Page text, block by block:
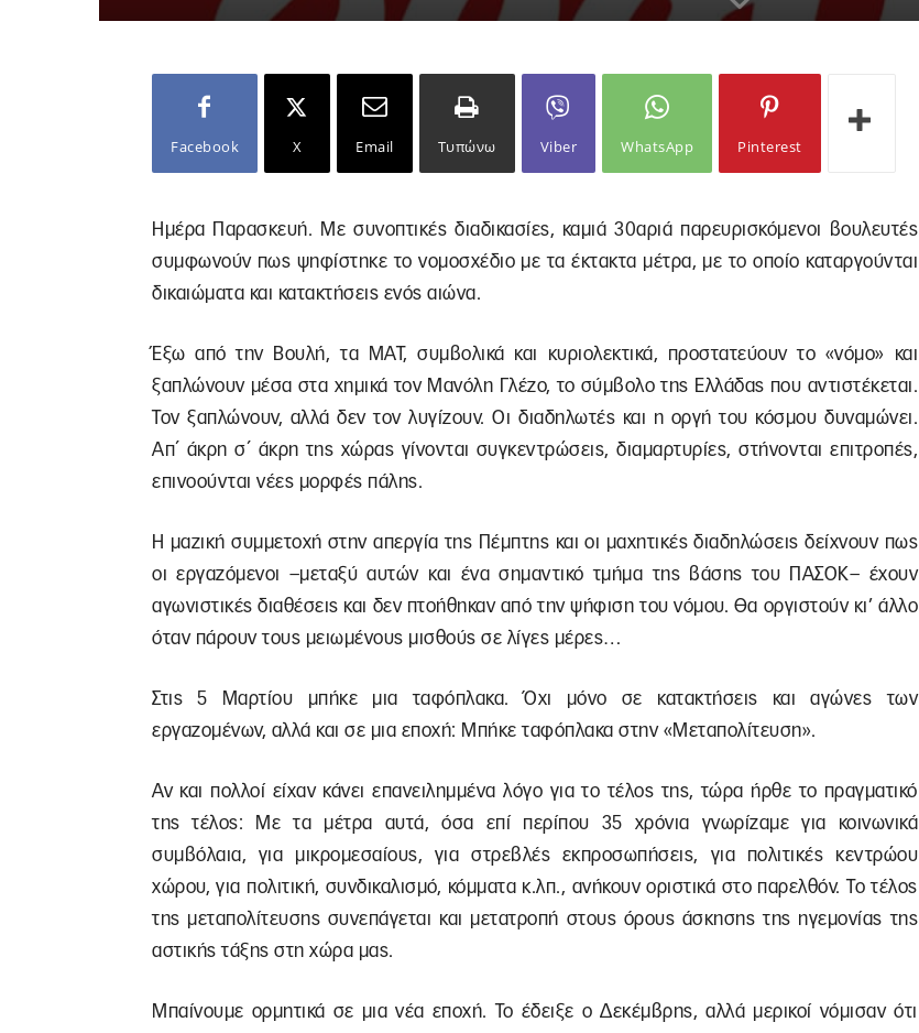
Facebook X Email Τυπώνω Viber WhatsApp Pinterest
Ημέρα Παρασκευή. Με συνοπτικές διαδικασίες, καμιά 30αριά παρευρισκόμενοι βουλευτές
συμφωνούν πως ψηφίστηκε το νομοσχέδιο με τα έκτακτα μέτρα, με το οποίο καταργούνται
δικαιώματα και κατακτήσεις ενός αιώνα.
Έξω από την Βουλή, τα ΜΑΤ, συμβολικά και κυριολεκτικά, προστατεύουν το «νόμο» και
ξαπλώνουν μέσα στα χημικά τον Μανόλη Γλέζο, το σύμβολο της Ελλάδας που αντιστέκεται.
Τον ξαπλώνουν, αλλά δεν τον λυγίζουν. Οι διαδηλωτές και η οργή του κόσμου δυναμώνει.
Απ΄ άκρη σ΄ άκρη της χώρας γίνονται συγκεντρώσεις, διαμαρτυρίες, στήνονται επιτροπές,
επινοούνται νέες μορφές πάλης.
Η μαζική συμμετοχή στην απεργία της Πέμπτης και οι μαχητικές διαδηλώσεις δείχνουν πως
οι εργαζόμενοι –μεταξύ αυτών και ένα σημαντικό τμήμα της βάσης του ΠΑΣΟΚ– έχουν
αγωνιστικές διαθέσεις και δεν πτοήθηκαν από την ψήφιση του νόμου. Θα οργιστούν κι’ άλλο
όταν πάρουν τους μειωμένους μισθούς σε λίγες μέρες…
Στις 5 Μαρτίου μπήκε μια ταφόπλακα. Όχι μόνο σε κατακτήσεις και αγώνες των
εργαζομένων, αλλά και σε μια εποχή: Μπήκε ταφόπλακα στην «Μεταπολίτευση».
Αν και πολλοί είχαν κάνει επανειλημμένα λόγο για το τέλος της, τώρα ήρθε το πραγματικό
της τέλος: Με τα μέτρα αυτά, όσα επί περίπου 35 χρόνια γνωρίζαμε για κοινωνικά
συμβόλαια, για μικρομεσαίους, για στρεβλές εκπροσωπήσεις, για πολιτικές κεντρώου
χώρου, για πολιτική, συνδικαλισμό, κόμματα κ.λπ., ανήκουν οριστικά στο παρελθόν. Το τέλος
της μεταπολίτευσης συνεπάγεται και μετατροπή στους όρους άσκησης της ηγεμονίας της
αστικής τάξης στη χώρα μας.
Μπαίνουμε ορμητικά σε μια νέα εποχή. Το έδειξε ο Δεκέμβρης, αλλά μερικοί νόμισαν ότι